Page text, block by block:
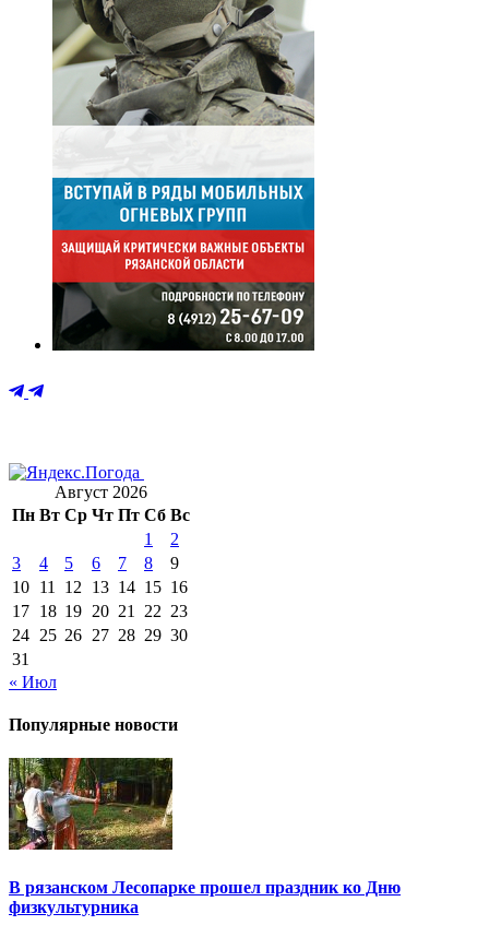
Август 2026
Пн Вт Ср Чт Пт Сб Вс
1
2
3
4 5 6 7 8
9
10 11 12 13 14 15 16
17 18 19 20 21 22 23
24 25 26 27 28 29 30
31
« Июл
Популярные новости
В рязанском Лесопарке прошел праздник ко Дню
физкультурника